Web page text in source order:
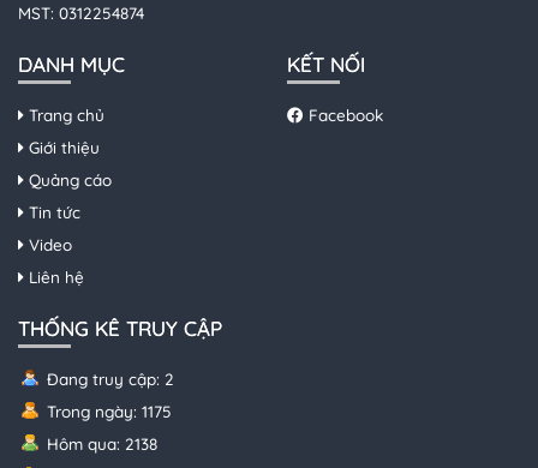
MST: 0312254874
DANH MỤC
Trang chủ
Giới thiệu
Quảng cáo
Tin tức
Video
Liên hệ
KẾT NỐI
Facebook
THỐNG KÊ TRUY CẬP
Đang truy cập: 2
Trong ngày: 1175
Hôm qua: 2138